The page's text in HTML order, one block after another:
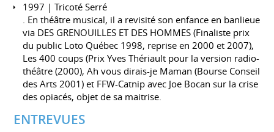
1997 | Tricoté Serré
. En théâtre musical, il a revisité son enfance en banlieue
via DES GRENOUILLES ET DES HOMMES (Finaliste prix
du public Loto Québec 1998, reprise en 2000 et 2007),
Les 400 coups (Prix Yves Thériault pour la version radio-
théâtre (2000), Ah vous dirais-je Maman (Bourse Conseil
des Arts 2001) et FFW-Catnip avec Joe Bocan sur la crise
des opiacés, objet de sa maitrise.
ENTREVUES